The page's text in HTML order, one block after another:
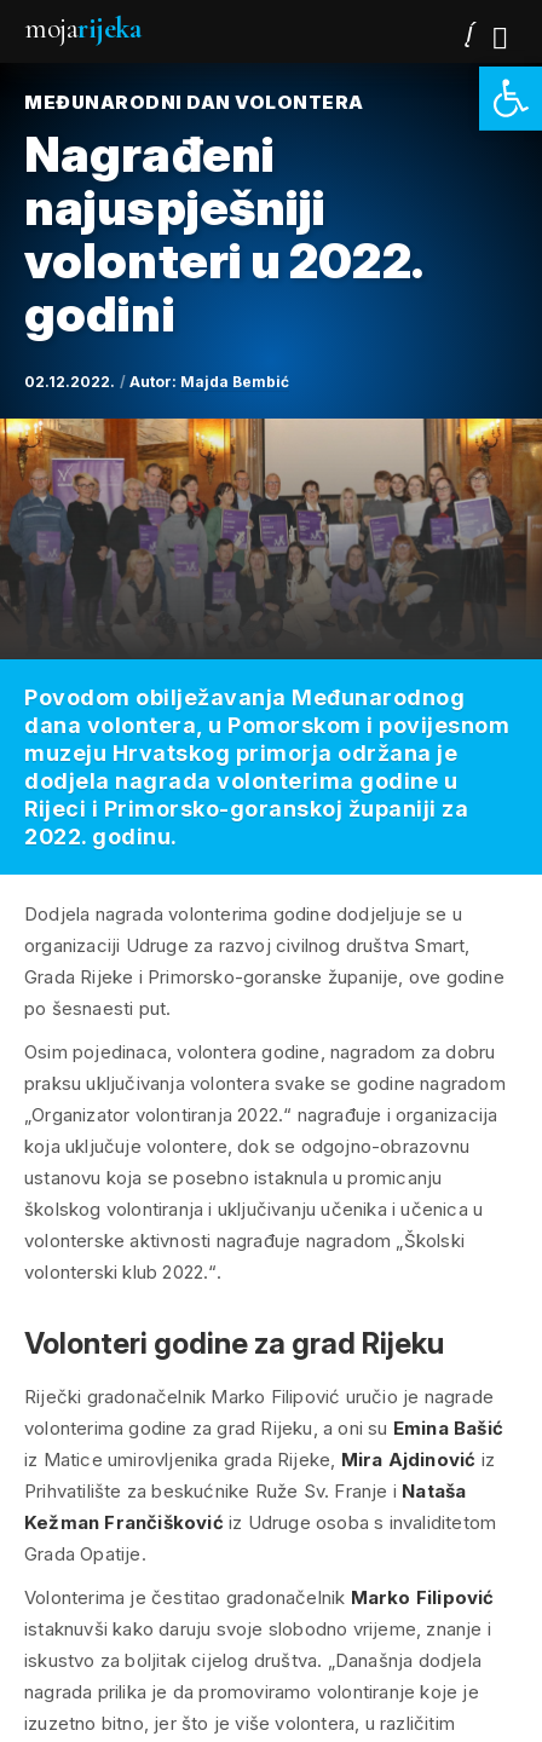
mojarijeka
MEĐUNARODNI DAN VOLONTERA
Nagrađeni
najuspješniji
volonteri u 2022.
godini
02.12.2022. Autor: Majda Bembić
Dodjela nagrada volonterima godine dodjeljuje se u
organizaciji Udruge za razvoj civilnog društva Smart,
Grada Rijeke i Primorsko-goranske županije, ove godine
po šesnaesti put.
Osim pojedinaca, volontera godine, nagradom za dobru
praksu uključivanja volontera svake se godine nagradom
„Organizator volontiranja 2022.“ nagrađuje i organizacija
koja uključuje volontere, dok se odgojno-obrazovnu
ustanovu koja se posebno istaknula u promicanju
školskog volontiranja i uključivanju učenika i učenica u
volonterske aktivnosti nagrađuje nagradom „Školski
volonterski klub 2022.“.
Volonteri godine za grad Rijeku
Riječki gradonačelnik Marko Filipović uručio je nagrade
volonterima godine za grad Rijeku, a oni su Emina Bašić
iz Matice umirovljenika grada Rijeke, Mira Ajdinović iz
Prihvatilište za beskućnike Ruže Sv. Franje i Nataša
Kežman Frančišković iz Udruge osoba s invaliditetom
Grada Opatije.
Volonterima je čestitao gradonačelnik Marko Filipović
istaknuvši kako daruju svoje slobodno vrijeme, znanje i
iskustvo za boljitak cijelog društva. „Današnja dodjela
nagrada prilika je da promoviramo volontiranje koje je
izuzetno bitno, jer što je više volontera, u različitim
Povodom obilježavanja Međunarodnog
dana volontera, u Pomorskom i povijesnom
muzeju Hrvatskog primorja održana je
dodjela nagrada volonterima godine u
Rijeci i Primorsko-goranskoj županiji za
2022. godinu.